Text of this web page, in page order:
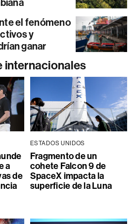
el fenómeno
y
ganar
internacionales
a
de
ESTADOS UNIDOS
Fragmento de un
cohete Falcon 9 de
SpaceX impacta la
superficie de la Luna